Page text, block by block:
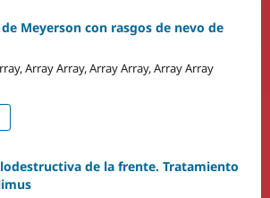
Meyerson con rasgos de nevo de
Array Array, Array Array, Array Array
de la frente. Tratamiento